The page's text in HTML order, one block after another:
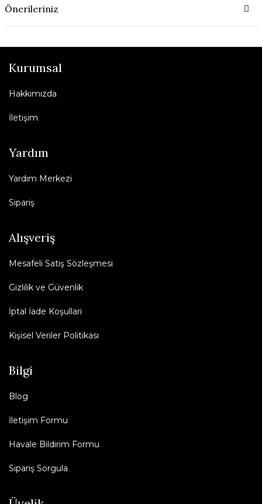
Önerileriniz
Kurumsal
Hakkımızda
İletişim
Yardım
Yardım Merkezi
Sipariş
Alışveriş
Mesafeli Satış Sözleşmesi
Gizlilik ve Güvenlik
İptal İade Koşullari
Kişisel Veriler Politikası
Bilgi
Blog
İletişim Formu
Havale Bildirim Formu
Sipariş Sorgula